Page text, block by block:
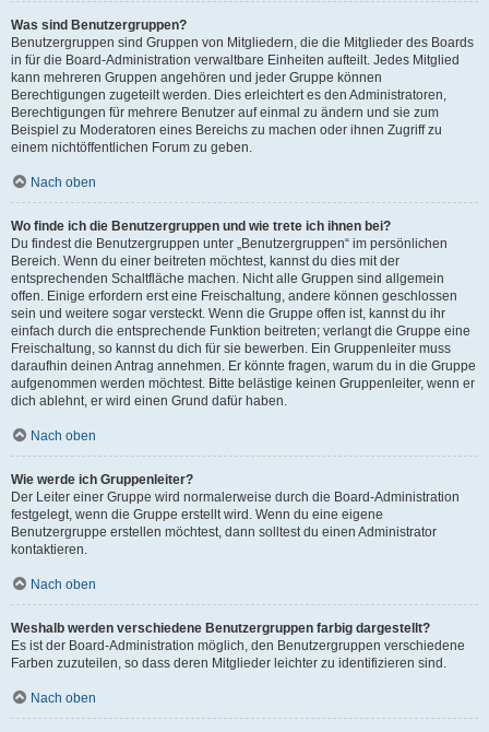
Was sind Benutzergruppen?
Benutzergruppen sind Gruppen von Mitgliedern, die die Mitglieder des Boards
in für die Board-Administration verwaltbare Einheiten aufteilt. Jedes Mitglied
kann mehreren Gruppen angehören und jeder Gruppe können
Berechtigungen zugeteilt werden. Dies erleichtert es den Administratoren,
Berechtigungen für mehrere Benutzer auf einmal zu ändern und sie zum
Beispiel zu Moderatoren eines Bereichs zu machen oder ihnen Zugriff zu
einem nichtöffentlichen Forum zu geben.
Nach oben
Wo finde ich die Benutzergruppen und wie trete ich ihnen bei?
Du findest die Benutzergruppen unter „Benutzergruppen“ im persönlichen
Bereich. Wenn du einer beitreten möchtest, kannst du dies mit der
entsprechenden Schaltfläche machen. Nicht alle Gruppen sind allgemein
offen. Einige erfordern erst eine Freischaltung, andere können geschlossen
sein und weitere sogar versteckt. Wenn die Gruppe offen ist, kannst du ihr
einfach durch die entsprechende Funktion beitreten; verlangt die Gruppe eine
Freischaltung, so kannst du dich für sie bewerben. Ein Gruppenleiter muss
daraufhin deinen Antrag annehmen. Er könnte fragen, warum du in die Gruppe
aufgenommen werden möchtest. Bitte belästige keinen Gruppenleiter, wenn er
dich ablehnt, er wird einen Grund dafür haben.
Nach oben
Wie werde ich Gruppenleiter?
Der Leiter einer Gruppe wird normalerweise durch die Board-Administration
festgelegt, wenn die Gruppe erstellt wird. Wenn du eine eigene
Benutzergruppe erstellen möchtest, dann solltest du einen Administrator
kontaktieren.
Nach oben
Weshalb werden verschiedene Benutzergruppen farbig dargestellt?
Es ist der Board-Administration möglich, den Benutzergruppen verschiedene
Farben zuzuteilen, so dass deren Mitglieder leichter zu identifizieren sind.
Nach oben